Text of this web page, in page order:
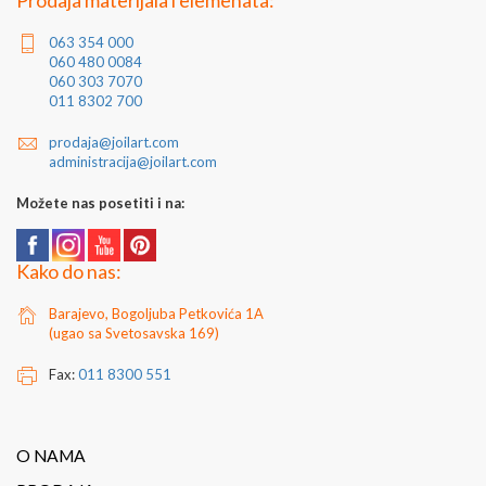
15x15x1,5 i 20x20x1,8mm.
063 354 000
060 480 0084
060 303 7070
011 8302 700
prodaja@joilart.com
administracija@joilart.com
Možete nas posetiti i na:
Kako do nas:
Barajevo, Bogoljuba Petkovića 1A
(ugao sa Svetosavska 169)
Fax:011 8300 551
O NAMA